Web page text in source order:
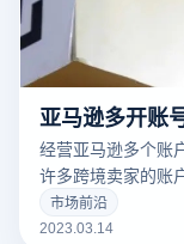
亚马逊多开账
经营亚马逊多个账
许多跨境卖家的账
户和多个商店的
法？
市场前沿
2023.03.14